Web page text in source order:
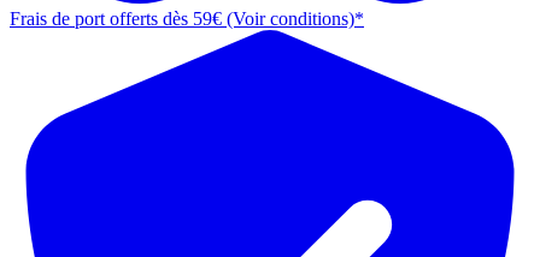
Frais de port offerts dès 59€ (Voir conditions)*